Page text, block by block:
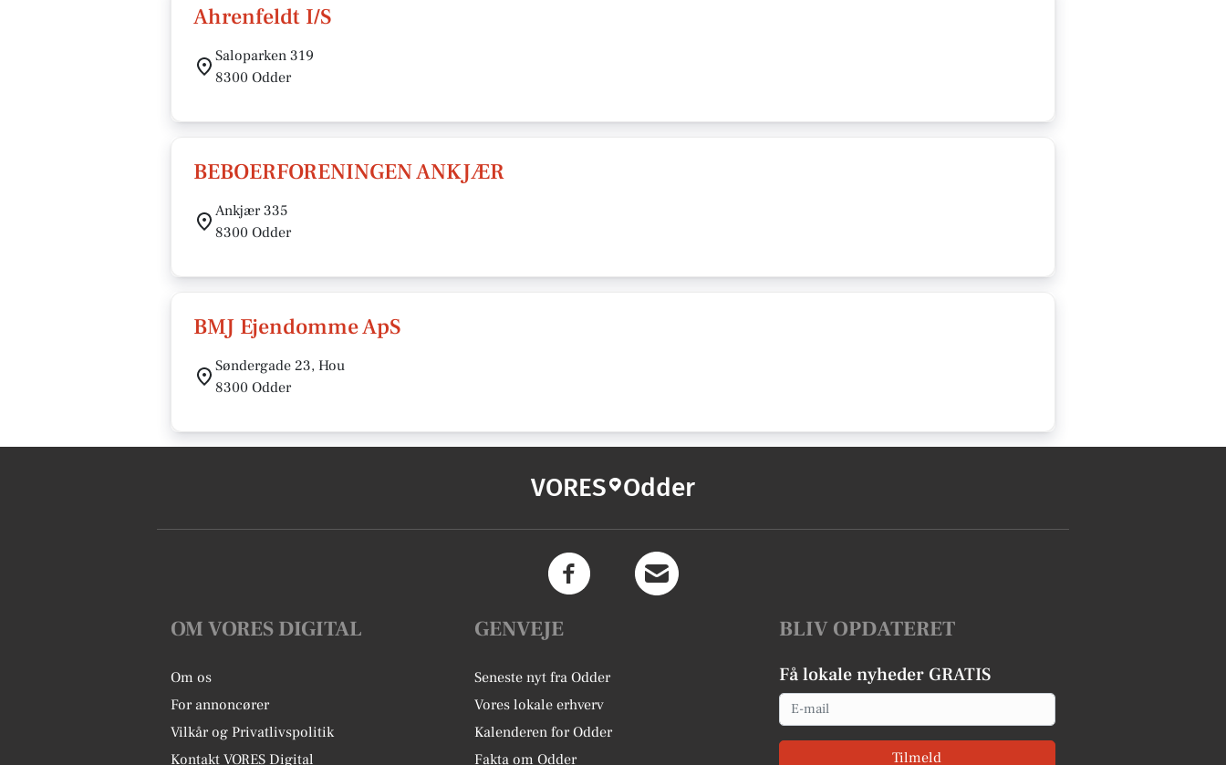
Ahrenfeldt I/S
Saloparken 319
8300 Odder
BEBOERFORENINGEN ANKJÆR
Ankjær 335
8300 Odder
BMJ Ejendomme ApS
Søndergade 23, Hou
8300 Odder
VORES Odder
OM VORES DIGITAL
Om os
For annoncører
Vilkår og Privatlivspolitik
Kontakt VORES Digital
GENVEJE
Seneste nyt fra Odder
Vores lokale erhverv
Kalenderen for Odder
Fakta om Odder
BLIV OPDATERET
Få lokale nyheder GRATIS
Email
Tilmeld